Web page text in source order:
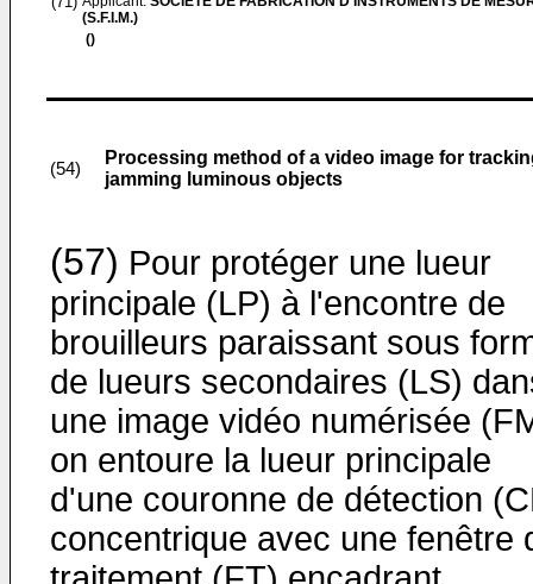
(S.F.I.M.)
()
(54)
Processing method of a video image for
jamming luminous objects
(57) Pour protéger une lueur
principale (LP) à l'encontre de
brouilleurs paraissant sous
de lueurs secondaires (LS)
une image vidéo numérisée
on entoure la lueur principale
d'une couronne de détection
concentrique avec une fenêtre